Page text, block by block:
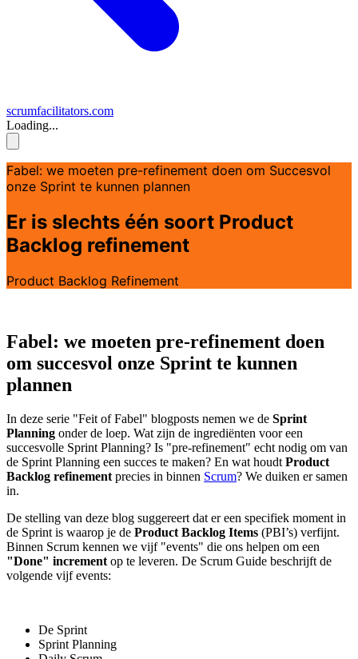
scrumfacilitators.com
Loading...
Fabel: we moeten pre-refinement doen om Succesvol
onze Sprint te kunnen plannen
Er is slechts één soort Product
Backlog refinement
Product Backlog Refinement
Fabel: we moeten pre-refinement doen
om succesvol onze Sprint te kunnen
plannen
In deze serie "Feit of Fabel" blogposts nemen we de Sprint
Planning onder de loep. Wat zijn de ingrediënten voor een
succesvolle Sprint Planning? Is "pre-refinement" echt nodig om van
de Sprint Planning een succes te maken? En wat houdt Product
Backlog refinement precies in binnen Scrum? We duiken er samen
in.
De stelling van deze blog suggereert dat er een specifiek moment in
de Sprint is waarop je de Product Backlog Items (PBI’s) verfijnt.
Binnen Scrum kennen we vijf "events" die ons helpen om een
"Done" increment op te leveren. De Scrum Guide beschrijft de
volgende vijf events:
De Sprint
Sprint Planning